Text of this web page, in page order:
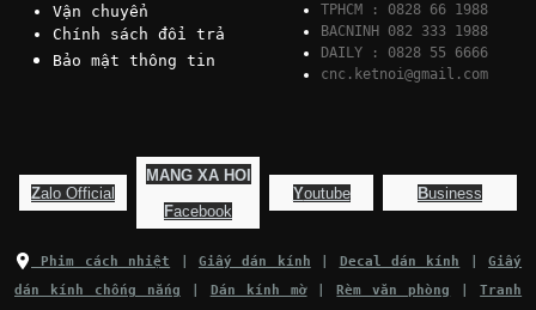
Vận chuyển
Chính sách đổi trả
Bảo mật thông tin
TPHCM : 0828 66 1988
BACNINH 082 333 1988
DAILY : 0828 55 6666
cnc.ketnoi@gmail.com
Zalo Official
MANG XA HOI
Facebook
Youtube Business
Phim cách nhiệt Giấy dán kính Decal dán kính |Giấy
dán kính chống nắng
Dán kính mờ Rèm văn phòng |Tranh